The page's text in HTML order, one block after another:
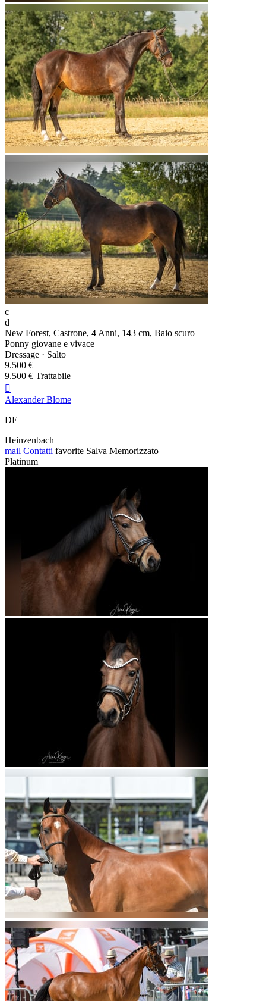
c
d
New Forest, Castrone, 4 Anni, 143 cm, Baio scuro
Ponny giovane e vivace
Dressage · Salto
9.500 €
9.500 € Trattabile

Alexander Blome
DE
Heinzenbach
mail Contatti favorite Salva Memorizzato
Platinum